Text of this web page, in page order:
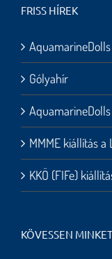
FRISS HÍREK
Gólyahír
MMME kiállítás a
KKÖ (FIFe)
KÖVESSEN